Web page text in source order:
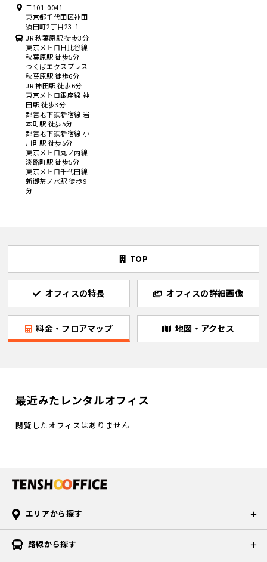
〒101-0041
東京都千代田区神田
須田町2丁目23-1
JR 秋葉原駅 徒歩3分
東京メトロ日比谷線
秋葉原駅 徒歩5分
つくばエクスプレス
秋葉原駅 徒歩6分
JR 神田駅 徒歩6分
東京メトロ銀座線 神
田駅 徒歩3分
都営地下鉄新宿線 岩
本町駅 徒歩5分
都営地下鉄新宿線 小
川町駅 徒歩5分
東京メトロ丸ノ内線
淡路町駅 徒歩5分
東京メトロ千代田線
新御茶ノ水駅 徒歩9
分
TOP
オフィスの特長 オフィスの詳細画像
料金・フロアマップ 地図・アクセス
最近みたレンタルオフィス
閲覧したオフィスはありません
エリアから探す
路線から探す